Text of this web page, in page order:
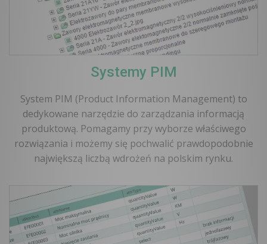
Systemy PIM
System PIM (Product Information Management) to
dedykowane narzędzie do zarządzania informacją
produktową. Pomagamy przy wyborze właściwego
rozwiązania i możemy się pochwalić prawdopodobnie
największą liczbą wdrożeń na polskim rynku.